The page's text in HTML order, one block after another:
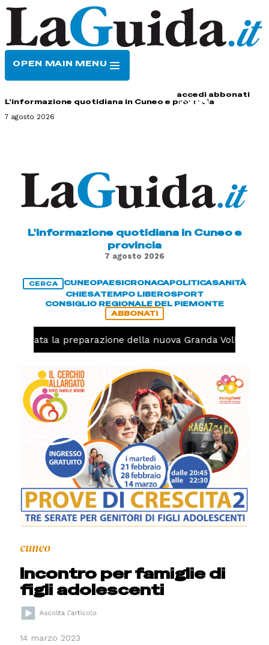
OPEN MAIN MENU
accedi abbonati
L'informazione quotidiana in Cuneo e provincia
7 agosto 2026
L'informazione quotidiana in Cuneo e
provincia
7 agosto 2026
CERCA CUNEOPAESICRONACAPOLITICASANITÀ
CHIESATEMPO LIBEROSPORT
CONSIGLIO REGIONALE DEL PIEMONTE
ABBONATI
iniziata la preparazione della nuova Granda Volley
cuneo
Incontro per famiglie di
figli adolescenti
14 marzo 2023